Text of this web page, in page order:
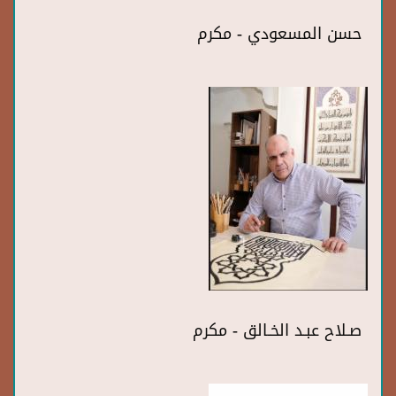
حسن المسعودي - مكرم
صـلاح عبـد الخـالق - مكرم